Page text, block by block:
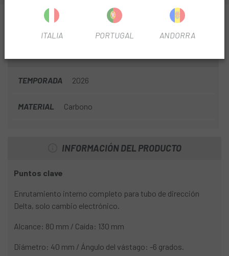
INFORMACIÓN SOBRE MANILLAR INTEGRADO
CANNONDALE SYSTEMBAR ROAD SL CARBON
TEMPORADA 2026
MATERIAL Carbono
INFORMACIÓN DEL PRODUCTO
Puntos clave
Enrutamiento interno completo para tubo de dirección
Delta, solo cambio electrónico.
Alcance: 80 mm / Caída: 130 mm
Diámetro: 40 mm / Ángulo del vástago: -6 grados.
ITALIA PORTUGAL ANDORRA